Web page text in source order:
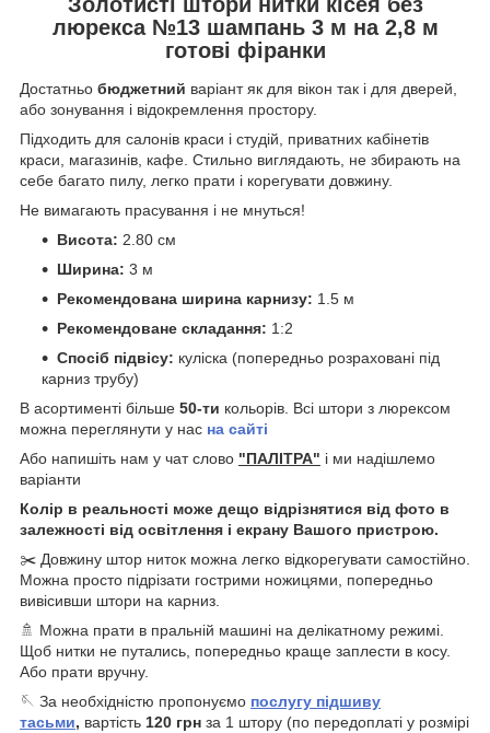
люрекса №13 шампань 3 м на 2,8 м
готові фіранки
Достатньо бюджетний варіант як для вікон так і для дверей,
або зонування і відокремлення простору.
Підходить для салонів краси і студій, приватних кабінетів
краси, магазинів, кафе. Стильно виглядають, не збирають на
себе багато пилу, легко прати і корегувати довжину.
Не вимагають прасування і не мнуться!
Висота: 2.80 см
Ширина: 3 м
Рекомендована ширина карнизу: 1.5 м
Рекомендоване складання: 1:2
Спосіб підвісу: куліска (попередньо розраховані під
карниз трубу)
В асортименті більше 50-ти кольорів. Всі штори з люрексом
можна переглянути у нас на сайті
Або напишіть нам у чат слово "ПАЛІТРА" і ми надішлемо
варіанти
Колір в реальності може дещо відрізнятися від фото в
залежності від освітлення і екрану Вашого пристрою.
✂️ Довжину штор ниток можна легко відкорегувати самостійно.
Можна просто підрізати гострими ножицями, попередньо
вивісивши штори на карниз.
🚿 Можна прати в пральній машині на делікатному режимі.
Щоб нитки не путались, попередньо краще заплести в косу.
Або прати вручну.
🪡 За необхідністю пропонуємо послугу підшиву
тасьми, вартість 120 грн за 1 штору (по передоплаті у розмірі